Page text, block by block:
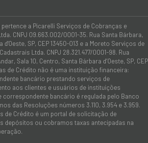
a Picarelli Serviços de Cobranças e
CNPJ 09.663.002/0001-35. Rua Santa Bárbara,
d'Oeste, SP, CEP 13450-013 e a Moreto Serviços de
Ltda. CNPJ 28.321.477/0001-98. Rua
Sala 10, Centro, Santa Bárbara d’Oeste, SP, CEP
de Crédito não é uma instituição financeira:
bancário prestando serviços de
aos clientes e usuários de instituições
correspondente bancário é regulada pelo Banco
das Resoluções números 3.110, 3.954 e 3.959.
de Crédito é um portal de solicitação de
depósitos ou cobramos taxas antecipadas na